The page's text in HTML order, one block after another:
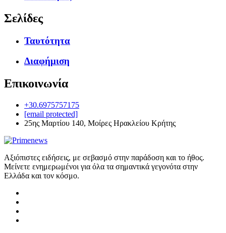
Σελίδες
Ταυτότητα
Διαφήμιση
Επικοινωνία
+30.6975757175
[email protected]
25ης Μαρτίου 140, Μοίρες Ηρακλείου Κρήτης
Αξιόπιστες ειδήσεις, με σεβασμό στην παράδοση και το ήθος.
Μείνετε ενημερωμένοι για όλα τα σημαντικά γεγονότα στην
Ελλάδα και τον κόσμο.